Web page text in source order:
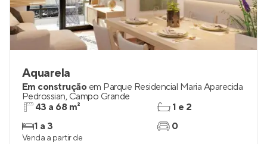
Aquarela
Em construção em Parque Residencial Maria Aparecida
Pedrossian, Campo Grande
43 a 68 m²
1 a 3
1 e 2
0
Venda a partir de